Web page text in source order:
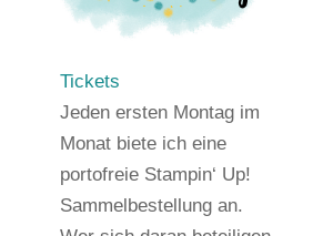
Tickets
Jeden ersten Montag im
Monat biete ich eine
portofreie Stampin‘ Up!
Sammelbestellung an.